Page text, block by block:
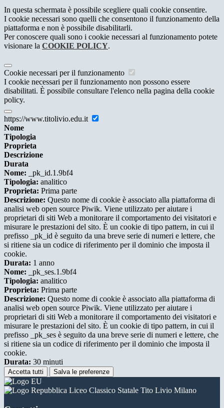
In questa schermata è possibile scegliere quali cookie consentire.
I cookie necessari sono quelli che consentono il funzionamento della
piattaforma e non è possibile disabilitarli.
Per conoscere quali sono i cookie necessari al funzionamento potete
visionare la COOKIE POLICY.
Cookie necessari per il funzionamento
I cookie necessari per il funzionamento non possono essere
disabilitati. È possibile consultare l'elenco nella pagina della cookie
policy.
https://www.titolivio.edu.it
Nome
Tipologia
Proprieta
Descrizione
Durata
Nome: _pk_id.1.9bf4
Tipologia: analitico
Proprieta: Prima parte
Descrizione: Questo nome di cookie è associato alla piattaforma di
analisi web open source Piwik. Viene utilizzato per aiutare i
proprietari di siti Web a monitorare il comportamento dei visitatori e
misurare le prestazioni del sito. È un cookie di tipo pattern, in cui il
prefisso _pk_id è seguito da una breve serie di numeri e lettere, che
si ritiene sia un codice di riferimento per il dominio che imposta il
cookie.
Durata: 1 anno
Nome: _pk_ses.1.9bf4
Tipologia: analitico
Proprieta: Prima parte
Descrizione: Questo nome di cookie è associato alla piattaforma di
analisi web open source Piwik. Viene utilizzato per aiutare i
proprietari di siti Web a monitorare il comportamento dei visitatori e
misurare le prestazioni del sito. È un cookie di tipo pattern, in cui il
prefisso _pk_ses è seguito da una breve serie di numeri e lettere, che
si ritiene sia un codice di riferimento per il dominio che imposta il
cookie.
Durata: 30 minuti
Accetta tutti Salva le preferenze
Liceo Classico Statale Tito Livio Milano